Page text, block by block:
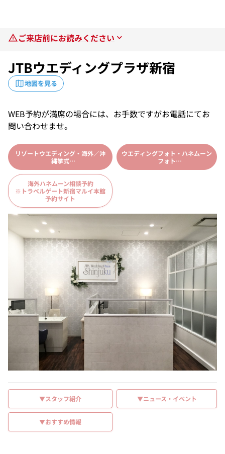
ご来店前にお読みください
JTBウエディングプラザ新宿
地図を見る
WEB予約が満席の場合には、お手数ですがお電話にてお
問い合わせませ。
リゾートウエディング・海外／沖
縄挙式
相談予約
ウエディングフォト・ハネムーン
フォト
相談予約
海外ハネムーン相談予約
※トラベルゲート新宿マルイ本館
予約サイト
▼スタッフ紹介 ▼ニュース・イベント
▼おすすめ情報